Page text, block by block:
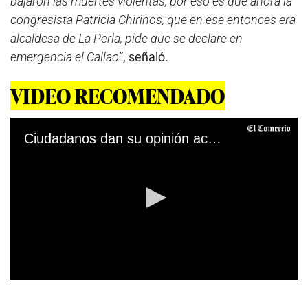
congresista Patricia Chirinos, que en ese entonces era
alcaldesa de La Perla, pide que se declare en
emergencia el Callao”, señaló.
VIDEO RECOMENDADO
Ciudadanos dan su opinión acerca del apoyo de las Fuerzas Armadas hacía la Policía Nacional